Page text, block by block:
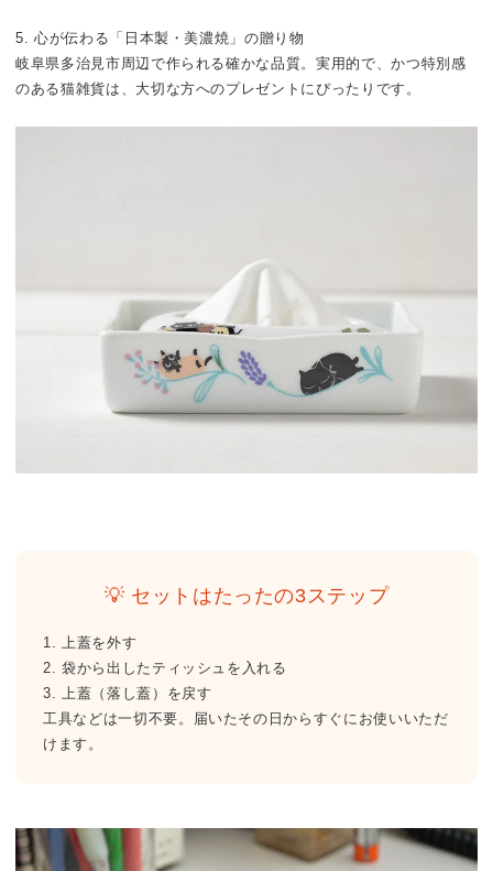
5. 心が伝わる「日本製・美濃焼」の贈り物
岐阜県多治見市周辺で作られる確かな品質。実用的で、かつ特別感
のある猫雑貨は、大切な方へのプレゼントにぴったりです。
💡 セットはたったの3ステップ
1. 上蓋を外す
2. 袋から出したティッシュを入れる
3. 上蓋（落し蓋）を戻す
工具などは一切不要。届いたその日からすぐにお使いいただ
けます。